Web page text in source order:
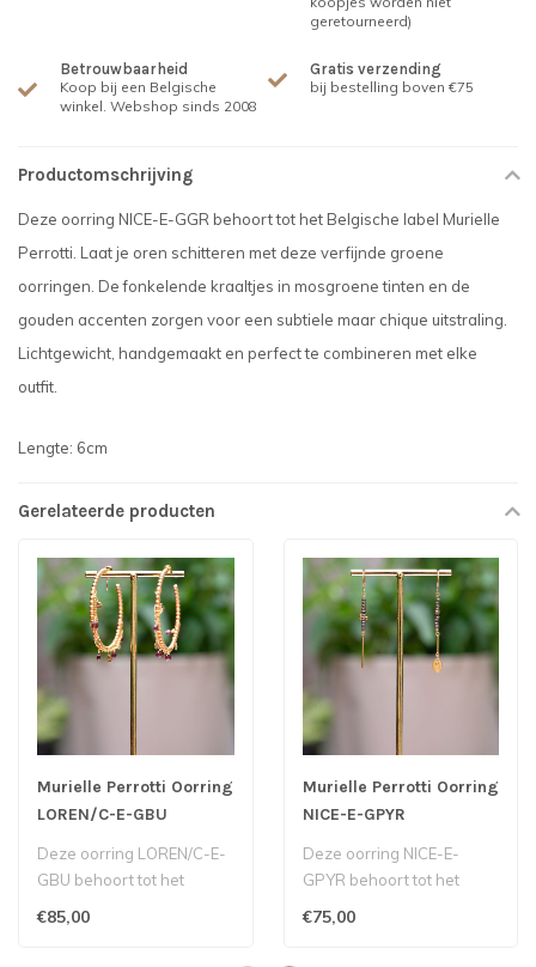
geretourneerd)
Betrouwbaarheid
Koop bij een Belgische
winkel. Webshop sinds 2008
Gratis verzending
bij bestelling boven €75
Productomschrijving
Deze oorring NICE-E-GGR behoort tot het Belgische label Murielle
Perrotti. Laat je oren schitteren met deze verfijnde groene
oorringen. De fonkelende kraaltjes in mosgroene tinten en de
gouden accenten zorgen voor een subtiele maar chique uitstraling.
Lichtgewicht, handgemaakt en perfect te combineren met elke
outfit.
Lengte: 6cm
Gerelateerde producten
Murielle Perrotti Oorring
LOREN/C-E-GBU
Deze oorring LOREN/C-E-
GBU behoort tot het
€85,00
Murielle Perrotti Oorring
NICE-E-GPYR
Deze oorring NICE-E-
GPYR behoort tot het
€75,00